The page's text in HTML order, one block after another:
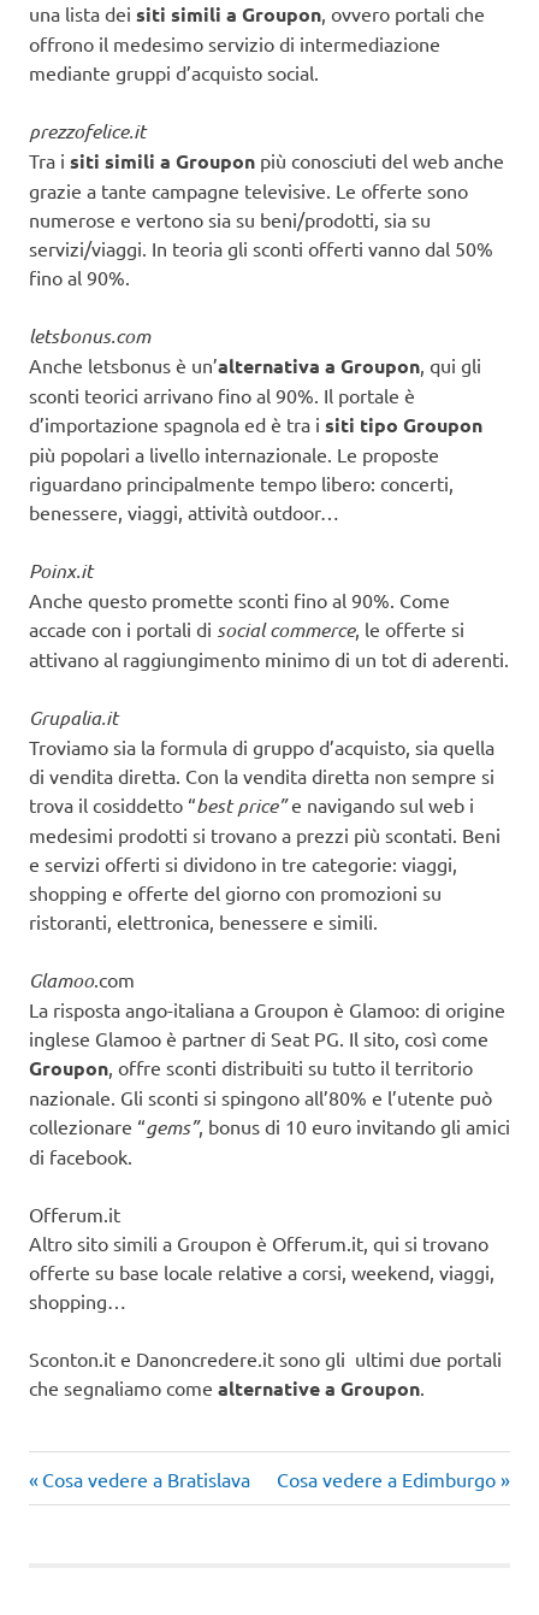
una lista dei siti simili a Groupon, ovvero portali che
offrono il medesimo servizio di intermediazione
mediante gruppi d’acquisto social.
prezzofelice.it
Tra i siti simili a Groupon più conosciuti del web anche
grazie a tante campagne televisive. Le offerte sono
numerose e vertono sia su beni/prodotti, sia su
servizi/viaggi. In teoria gli sconti offerti vanno dal 50%
fino al 90%.
letsbonus.com
Anche letsbonus è un’alternativa a Groupon, qui gli
sconti teorici arrivano fino al 90%. Il portale è
d’importazione spagnola ed è tra i siti tipo Groupon
più popolari a livello internazionale. Le proposte
riguardano principalmente tempo libero: concerti,
benessere, viaggi, attività outdoor…
Poinx.it
Anche questo promette sconti fino al 90%. Come
accade con i portali di social commerce, le offerte si
attivano al raggiungimento minimo di un tot di aderenti.
Grupalia.it
Troviamo sia la formula di gruppo d’acquisto, sia quella
di vendita diretta. Con la vendita diretta non sempre si
trova il cosiddetto “best price”e navigando sul web i
medesimi prodotti si trovano a prezzi più scontati. Beni
e servizi offerti si dividono in tre categorie: viaggi,
shopping e offerte del giorno con promozioni su
ristoranti, elettronica, benessere e simili.
Glamoo.com
La risposta ango-italiana a Groupon è Glamoo: di origine
inglese Glamoo è partner di Seat PG. Il sito, così come
Groupon, offre sconti distribuiti su tutto il territorio
nazionale. Gli sconti si spingono all’80% e l’utente può
collezionare “gems”, bonus di 10 euro invitando gli amici
di facebook.
Offerum.it
Altro sito simili a Groupon è Offerum.it, qui si trovano
offerte su base locale relative a corsi, weekend, viaggi,
shopping…
Sconton.it e Danoncredere.it sono gli ultimi due portali
che segnaliamo come alternative a Groupon.
Navigazione
Articolo
precedente:
Cosa vedere a Bratislava
Articolo
successivo:
Cosa vedere a Edimburgo